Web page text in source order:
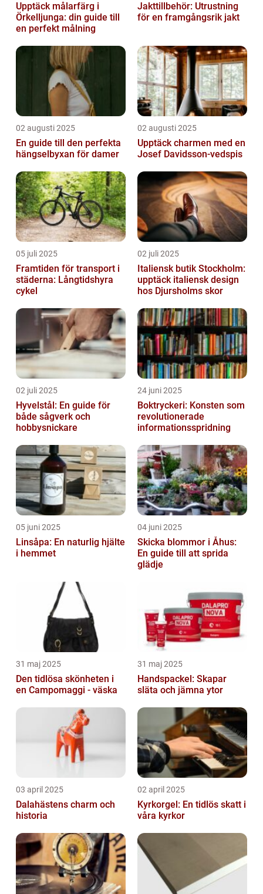
Upptäck målarfärg i
Örkelljunga: din guide till
en perfekt målning
Jakttillbehör: Utrustning
för en framgångsrik jakt
02 augusti 2025
En guide till den perfekta
hängselbyxan för damer
02 augusti 2025
Upptäck charmen med en
Josef Davidsson-vedspis
05 juli 2025
Framtiden för transport i
städerna: Långtidshyra
cykel
02 juli 2025
Italiensk butik Stockholm:
upptäck italiensk design
hos Djursholms skor
02 juli 2025
Hyvelstål: En guide för
både sågverk och
hobbysnickare
24 juni 2025
Boktryckeri: Konsten som
revolutionerade
informationsspridning
05 juni 2025
Linsåpa: En naturlig hjälte
i hemmet
04 juni 2025
Skicka blommor i Åhus:
En guide till att sprida
glädje
31 maj 2025
Den tidlösa skönheten i
en Campomaggi - väska
31 maj 2025
Handspackel: Skapar
släta och jämna ytor
03 april 2025
Dalahästens charm och
historia
02 april 2025
Kyrkorgel: En tidlös skatt i
våra kyrkor